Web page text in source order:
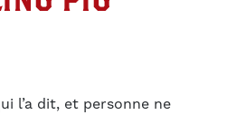
l’a dit, et personne ne